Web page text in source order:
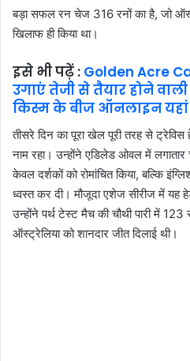
बड़ा सफल रन चेज 316 रनों का है, जो
खिलाफ ही किया था।
इसे भी पढ़ें : Golden Acre
उगाएं तेजी से तैयार होने
किस्म के बीज ऑनलाइन
तीसरे दिन का पूरा खेल पूरी तरह से
नाम रहा। उन्होंने एडिलेड ओवल में
केवल दर्शकों को रोमांचित किया, बल्कि
ध्वस्त कर दी। मौजूदा एशेज सीरीज में
उन्होंने पर्थ टेस्ट मैच की चौथी पारी में
ऑस्ट्रेलिया को शानदार जीत दिलाई थी।